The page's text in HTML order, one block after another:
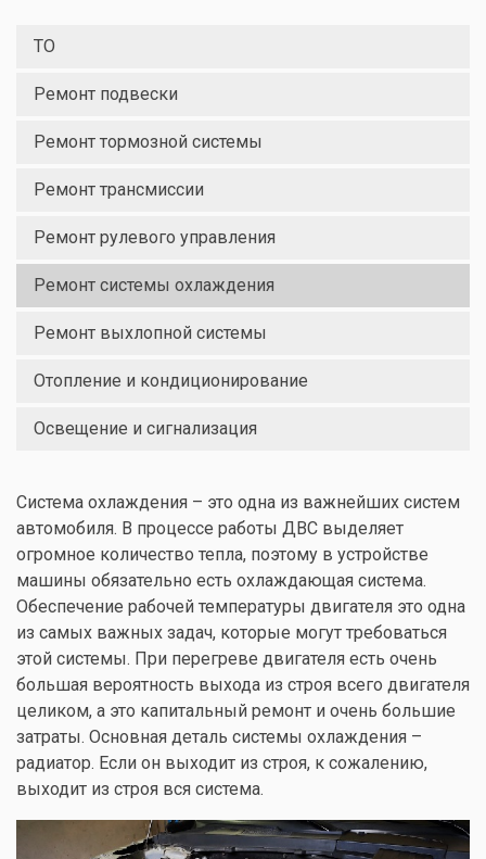
ТО
Ремонт подвески
Ремонт тормозной системы
Ремонт трансмиссии
Ремонт рулевого управления
Ремонт системы охлаждения
Ремонт выхлопной системы
Отопление и кондиционирование
Освещение и сигнализация
Система охлаждения – это одна из важнейших систем
автомобиля. В процессе работы ДВС выделяет
огромное количество тепла, поэтому в устройстве
машины обязательно есть охлаждающая система.
Обеспечение рабочей температуры двигателя это одна
из самых важных задач, которые могут требоваться
этой системы. При перегреве двигателя есть очень
большая вероятность выхода из строя всего двигателя
целиком, а это капитальный ремонт и очень большие
затраты. Основная деталь системы охлаждения –
радиатор. Если он выходит из строя, к сожалению,
выходит из строя вся система.